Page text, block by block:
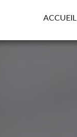
ACCUEIL